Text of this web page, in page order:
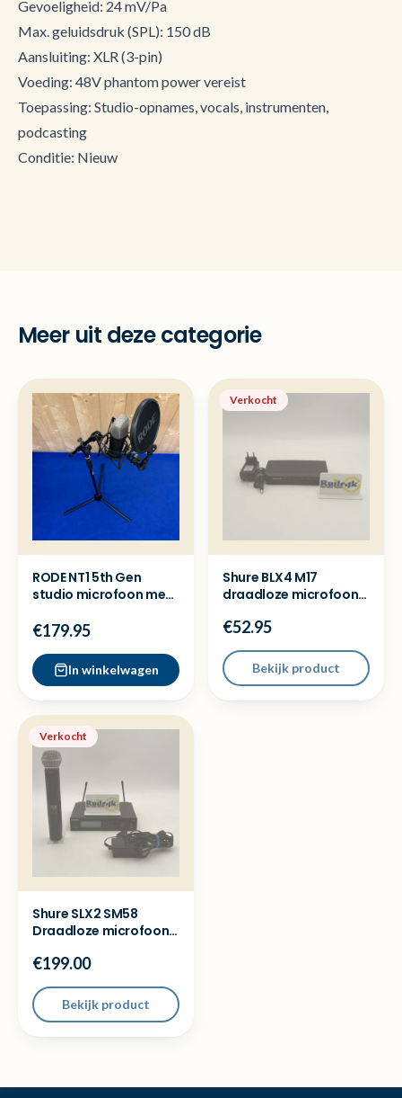
Gevoeligheid: 24 mV/Pa
Max. geluidsdruk (SPL): 150 dB
Aansluiting: XLR (3-pin)
Voeding: 48V phantom power vereist
Toepassing: Studio-opnames, vocals, instrumenten,
podcasting
Conditie: Nieuw
Meer uit deze categorie
RODE NT1 5th Gen
studio microfoon met
€179.95
In winkelwagen
Verkocht
Shure BLX4 M17
draadloze microfoon
MHz)
€52.95
Bekijk product
Verkocht
Shure SLX2 SM58
Draadloze microfoon
€199.00
Bekijk product